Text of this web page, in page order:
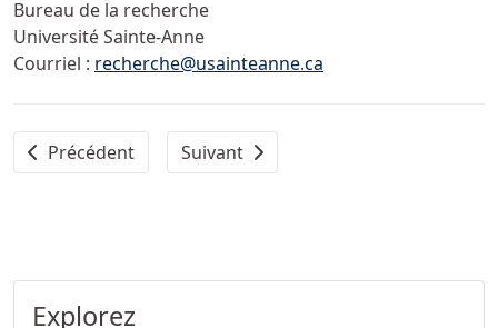
Bureau de la recherche
Université Sainte-Anne
Courriel : recherche@usainteanne.ca
Article précédent : Allister Surette mettra fin à son
Précédent Article suivant : Jocelyne LeBlanc-
Suivant
Explorez